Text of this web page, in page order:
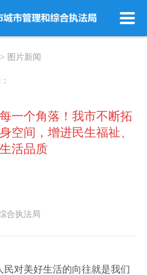
> 图片新闻
一个角落！我市不断拓
空间，增进民生福祉、
活品质
合执法局
对美好生活的向往就是我们